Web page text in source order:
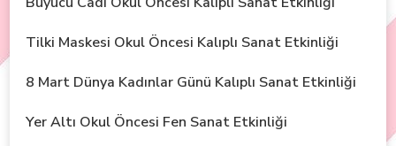
Tilki Maskesi Okul Öncesi Kalıplı Sanat Etkinliği
8 Mart Dünya Kadınlar Günü Kalıplı Sanat Etkinliği
Yer Altı Okul Öncesi Fen Sanat Etkinliği